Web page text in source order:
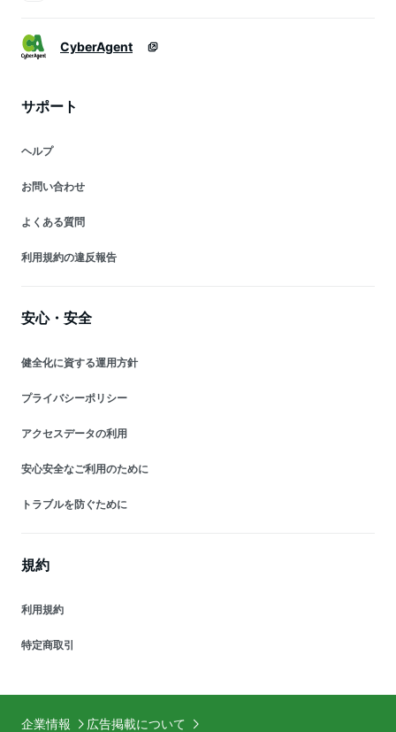
CyberAgent
サポート
ヘルプ
お問い合わせ
よくある質問
利用規約の違反報告
安心・安全
健全化に資する運用方針
プライバシーポリシー
アクセスデータの利用
安心安全なご利用のために
トラブルを防ぐために
規約
利用規約
特定商取引
企業情報 広告掲載について